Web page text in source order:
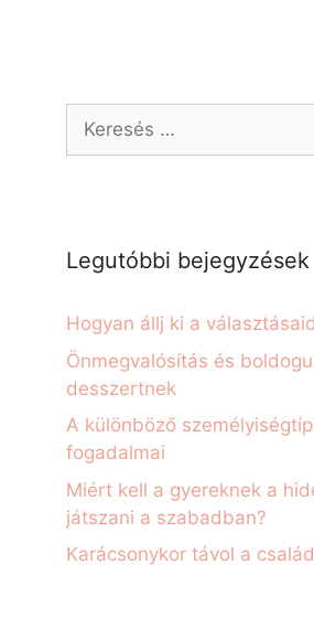
Legutóbbi bejegyzések
Hogyan állj ki a
Önmegvalósítás és
desszertnek
A különböző
fogadalmai
Miért kell a gyereknek a
játszani a szabadban?
Karácsonykor távol a